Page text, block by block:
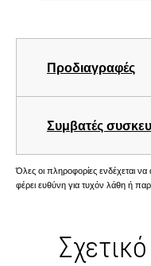
Προδιαγραφές
Συμβατές
Όλες οι πληροφορίες ενδέχεται
φέρει ευθύνη για τυχόν λάθη ή